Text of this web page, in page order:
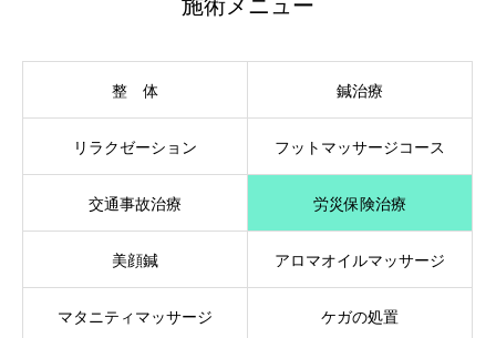
施術メニュー
整 体 鍼治療
リラクゼーション フットマッサージコース
交通事故治療 労災保険治療
美顔鍼 アロマオイルマッサージ
マタニティマッサージ ケガの処置